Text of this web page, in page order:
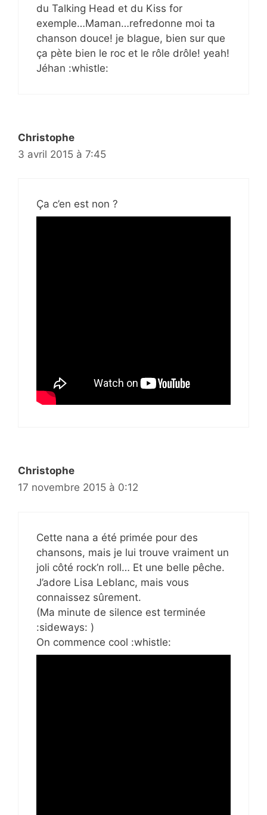
du Talking Head et du Kiss for
exemple…Maman…refredonne moi ta
chanson douce! je blague, bien sur que
ça pète bien le roc et le rôle drôle! yeah!
Jéhan :whistle:
Christophe
3 avril 2015 à 7:45
Ça c’en est non ?
Christophe
17 novembre 2015 à 0:12
Cette nana a été primée pour des
chansons, mais je lui trouve vraiment un
joli côté rock’n roll… Et une belle pêche.
J’adore Lisa Leblanc, mais vous
connaissez sûrement.
(Ma minute de silence est terminée
:sideways: )
On commence cool :whistle: